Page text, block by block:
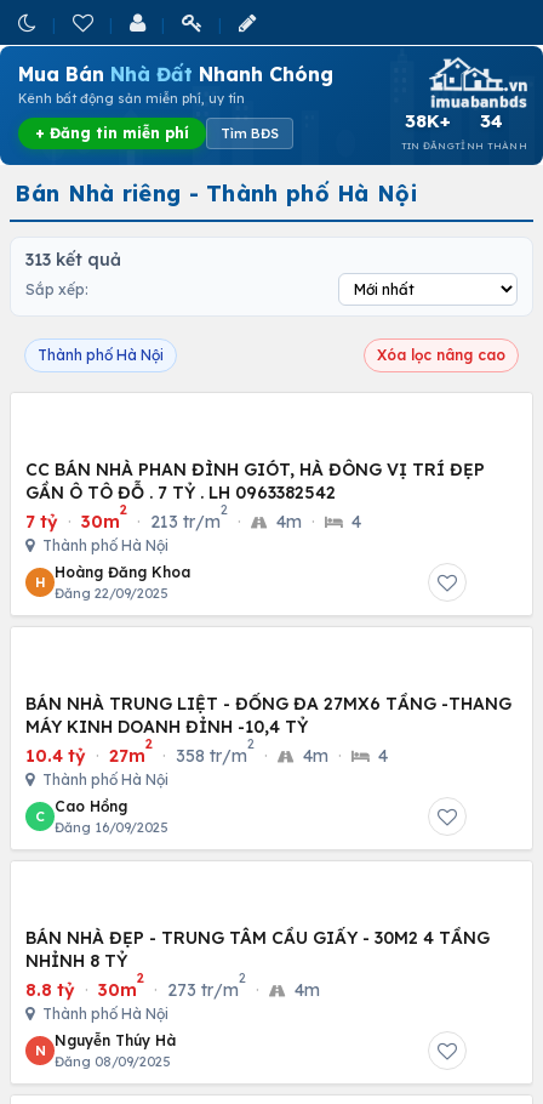
Mua Bán Nhà Đất Nhanh Chóng
Kênh bất động sản miễn phí, uy tín
+ Đăng tin miễn phí Tìm BĐS
38K+
TIN ĐĂNG
34
TỈNH THÀNH
Bán Nhà riêng - Thành phố Hà Nội
313 kết quả
Sắp xếp:
Thành phố Hà Nội Xóa lọc nâng cao
CC BÁN NHÀ PHAN ĐÌNH GIÓT, HÀ ĐÔNG VỊ TRÍ ĐẸP
GẦN Ô TÔ ĐỖ . 7 TỶ . LH 0963382542
7 tỷ · 30m
2
· 213 tr/m
2
· 4m · 4
Thành phố Hà Nội
H
Hoàng Đăng Khoa
Đăng 22/09/2025
BÁN NHÀ TRUNG LIỆT - ĐỐNG ĐA 27MX6 TẦNG -THANG
MÁY KINH DOANH ĐỈNH -10,4 TỶ
10.4 tỷ · 27m
2
· 358 tr/m
2
· 4m · 4
Thành phố Hà Nội
C
Cao Hồng
Đăng 16/09/2025
BÁN NHÀ ĐẸP - TRUNG TÂM CẦU GIẤY - 30M2 4 TẦNG
NHỈNH 8 TỶ
8.8 tỷ · 30m
2
· 273 tr/m
2
· 4m
Thành phố Hà Nội
N
Nguyễn Thúy Hà
Đăng 08/09/2025